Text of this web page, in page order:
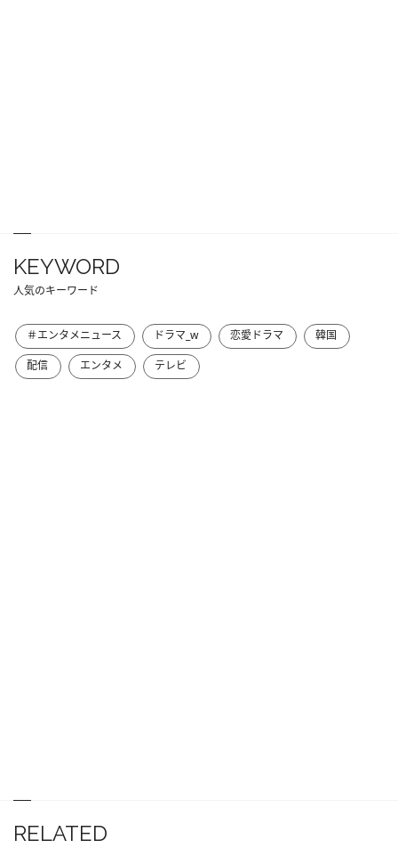
KEYWORD
人気のキーワード
＃エンタメニュース ドラマ_w 恋愛ドラマ
韓国
配信
エンタメ テレビ
RELATED